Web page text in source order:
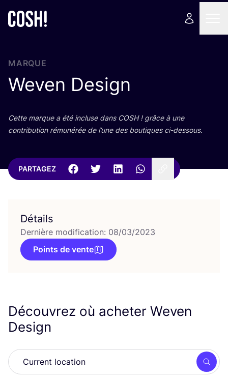
MARQUE
Weven Design
Cette marque a été incluse dans COSH! grâce à une
contri­bu­tion rému­né­rée de l’une des bou­tiques ci-dessous.
PARTAGEZ
Détails
Dernière modification: 08/03/2023
Points de vente
Découvrez où acheter Weven
Design